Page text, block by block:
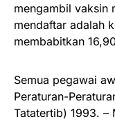
mengambil vaksin
mendaftar adalah
membabitkan
Semua pegawai
Peraturan-
Tatatertib) 1993. –